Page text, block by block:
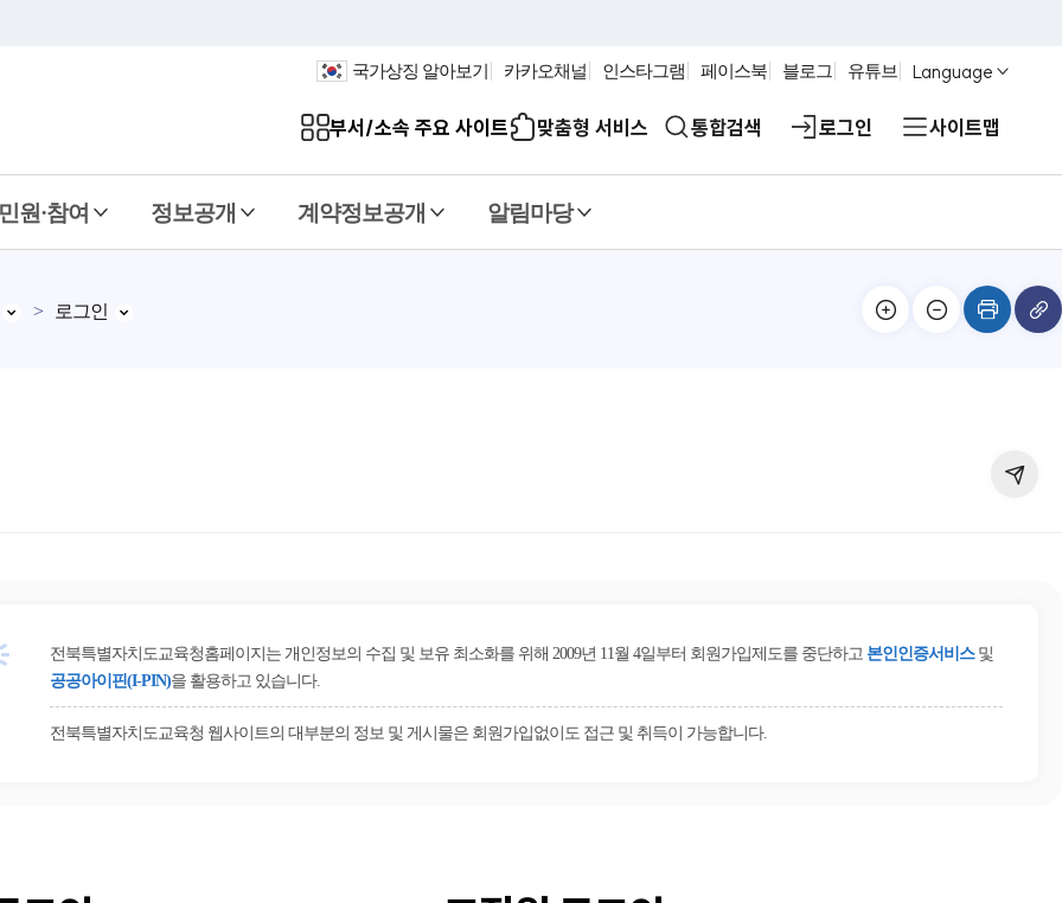
국가상징 알아보기 카카오채널 인스타그램 페이스북 블로그 유튜브 Language
부서/소속 주요 사이트 맞춤형 서비스 통합검색 로그인 사이트맵
원·참여 정보공개 계약정보공개 알림마당
로그인
전북특별자치도교육청홈페이지는 개인정보의 수집 및 보유 최소화를 위해 2009년 11월 4일부터 회원가입제도를 중단하고 본인인증서비스 및
공공아이핀(I-PIN)을 활용하고 있습니다.
전북특별자치도교육청 웹사이트의 대부분의 정보 및 게시물은 회원가입없이도 접근 및 취득이 가능합니다.